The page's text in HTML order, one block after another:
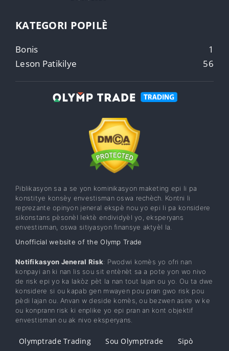
KATEGORI POPILÈ
Bonis
1
Leson Patikilye
56
Piblikasyon sa a se yon kominikasyon maketing epi li pa
konstitye konsèy envestisman oswa rechèch. Kontni li
reprezante opinyon jeneral ekspè nou yo epi li pa konsidere
sikonstans pèsonèl lektè endividyèl yo, eksperyans
envestisman, oswa sitiyasyon finansye aktyèl la.
Unofficial website of the Olymp Trade
Notifikasyon Jeneral Risk: Pwodwi komès yo ofri nan
konpayi an ki nan lis sou sit entènèt sa a pote yon wo nivo
de risk epi yo ka lakòz pèt la nan tout lajan ou yo. Ou ta dwe
konsidere si ou kapab gen mwayen pou pran gwo risk pou
pèdi lajan ou. Anvan w deside komès, ou bezwen asire w ke
ou konprann risk ki enplike yo epi pran an kont objektif
envestisman ou ak nivo eksperyans.
Olymptrade Trading Sou Olymptrade Sipò